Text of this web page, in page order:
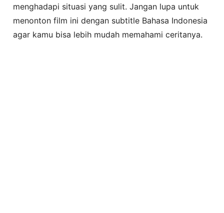
menghadapi situasi yang sulit. Jangan lupa untuk
menonton film ini dengan subtitle Bahasa Indonesia
agar kamu bisa lebih mudah memahami ceritanya.